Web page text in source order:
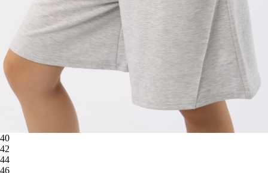
40
42
44
46